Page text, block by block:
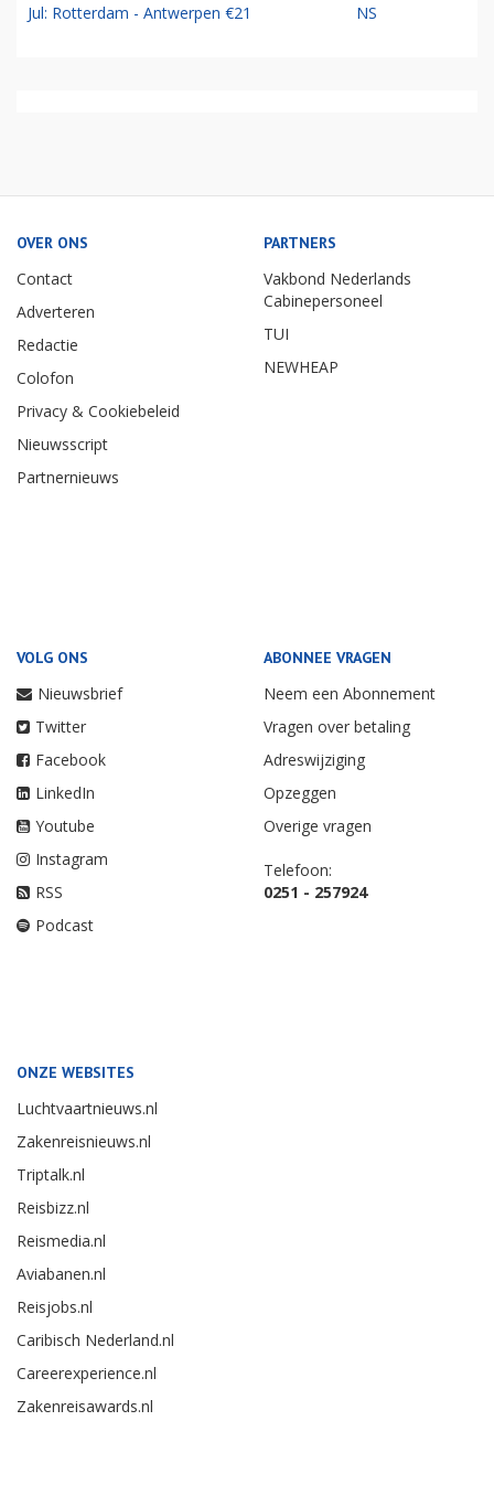
Jul: Rotterdam - Antwerpen €21 NS
OVER ONS
Contact
Adverteren
Redactie
Colofon
Privacy & Cookiebeleid
Nieuwsscript
Partnernieuws
PARTNERS
Vakbond Nederlands
Cabinepersoneel
TUI
NEWHEAP
VOLG ONS
Nieuwsbrief
Twitter
Facebook
LinkedIn
Youtube
Instagram
RSS
Podcast
ABONNEE VRAGEN
Neem een Abonnement
Vragen over betaling
Adreswijziging
Opzeggen
Overige vragen
Telefoon:
0251 - 257924
ONZE WEBSITES
Luchtvaartnieuws.nl
Zakenreisnieuws.nl
Triptalk.nl
Reisbizz.nl
Reismedia.nl
Aviabanen.nl
Reisjobs.nl
Caribisch Nederland.nl
Careerexperience.nl
Zakenreisawards.nl